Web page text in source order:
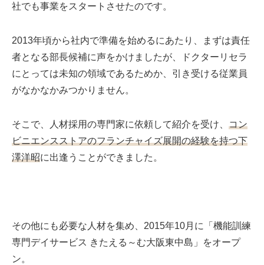
社でも事業をスタートさせたのです。
2013年頃から社内で準備を始めるにあたり、まずは責任
者となる部長候補に声をかけましたが、ドクターリセラ
にとっては未知の領域であるためか、引き受ける従業員
がなかなかみつかりません。
そこで、人材採用の専門家に依頼して紹介を受け、 コン
ビニエンスストアのフランチャイズ展開の経験を持つ下
澤洋昭に出逢うことができました。
その他にも必要な人材を集め、2015年10月に「機能訓練
専門デイサービス きたえる～む大阪東中島」をオープ
ン。